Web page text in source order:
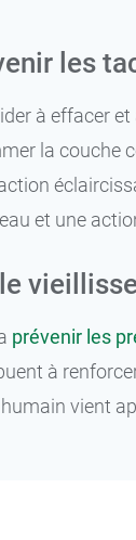
les
à effacer et
la couche
et une
prévenir les
à
vient